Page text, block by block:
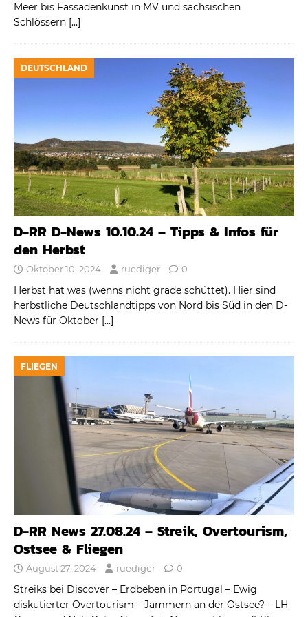
Meer bis Fassadenkunst in MV und sächsischen
Schlössern […]
DEUTSCHLAND
D-RR D-News 10.10.24 – Tipps & Infos für
den Herbst
Oktober 10, 2024 ruediger 0
Herbst hat was (wenns nicht grade schüttet). Hier sind
herbstliche Deutschlandtipps von Nord bis Süd in den D-
News für Oktober […]
FLIEGEN
D-RR News 27.08.24 – Streik, Overtourism,
Ostsee & Fliegen
August 27, 2024 ruediger 0
Streiks bei Discover – Erdbeben in Portugal – Ewig
diskutierter Overtourism – Jammern an der Ostsee? – LH-